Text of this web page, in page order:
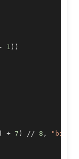
- 1 ) )
) + 7 ) // 8 , "big"